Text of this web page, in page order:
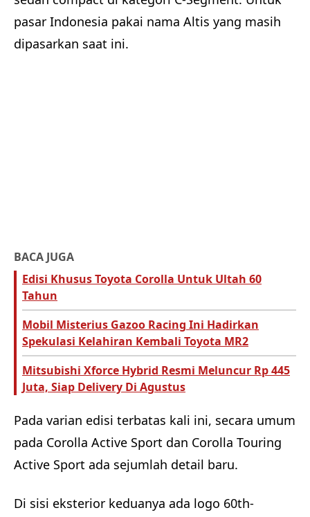
pasar Indonesia pakai nama Altis yang masih
dipasarkan saat ini.
BACA JUGA
Edisi Khusus Toyota Corolla Untuk Ultah 60
Tahun
Mobil Misterius Gazoo Racing Ini Hadirkan
Spekulasi Kelahiran Kembali Toyota MR2
Mitsubishi Xforce Hybrid Resmi Meluncur Rp 445
Juta, Siap Delivery Di Agustus
Pada varian edisi terbatas kali ini, secara umum
pada Corolla Active Sport dan Corolla Touring
Active Sport ada sejumlah detail baru.
Di sisi eksterior keduanya ada logo 60th-